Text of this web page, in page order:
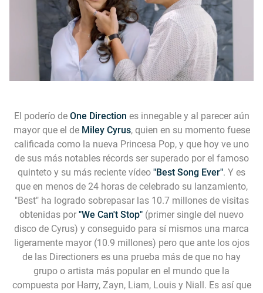
El poderío de One Direction es innegable y al parecer aún
mayor que el de Miley Cyrus, quien en su momento fuese
calificada como la nueva Princesa Pop, y que hoy ve uno
de sus más notables récords ser superado por el famoso
quinteto y su más reciente vídeo "Best Song Ever". Y es
que en menos de 24 horas de celebrado su lanzamiento,
"Best" ha logrado sobrepasar las 10.7 millones de visitas
obtenidas por "We Can't Stop" (primer single del nuevo
disco de Cyrus) y conseguido para sí mismos una marca
ligeramente mayor (10.9 millones) pero que ante los ojos
de las Directioners es una prueba más de que no hay
grupo o artista más popular en el mundo que la
compuesta por Harry, Zayn, Liam, Louis y Niall. Es así que